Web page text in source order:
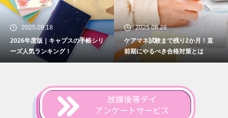
2025.09.18
2026年度版｜キャプスの手帳シリ
ーズ人気ランキング！
2025.08.28
ケアマネ試験まで残り2か月！直
前期にやるべき合格対策とは